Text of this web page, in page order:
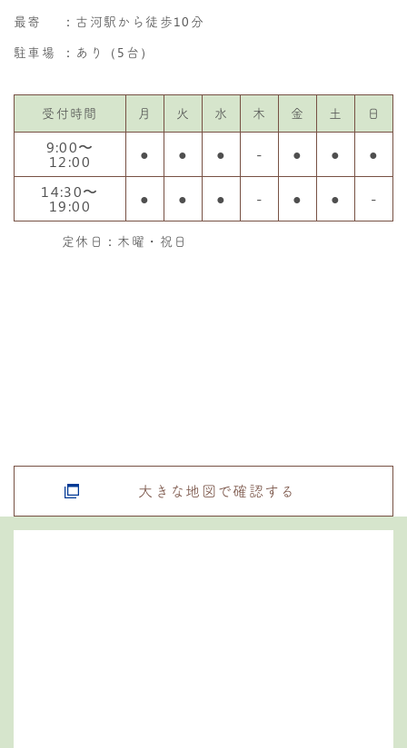
最寄
：古河駅から徒歩10分
駐車場
：あり（5台）
受付時間 月 火 水 木 金 土 日
9:00〜
12:00 ● ● ● - ● ●
●
14:30〜
19:00 ● ● ● - ● ● -
定休日：木曜・祝日
大きな地図で確認する